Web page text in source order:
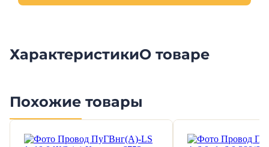
ХарактеристикиО товаре
Похожие товары